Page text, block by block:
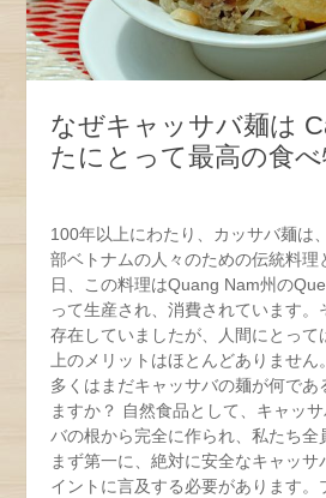
なぜキャッサバ麺は
たにとって最高の食べ
100年以上にわたり、カッサバ麺は
部ベトナムの人々のための伝統料理
日、この料理はQuang Nam州の
って生産され、消費されています。
存在していましたが、人間にとって
上のメリットはほとんどありません
多くはまだキャッサバの麺が何であ
ますか？ 自然食品として、キャッ
バの根から完全に作られ、私たち全
まず第一に、絶対に安全なキャッサ
イントに言及する必要があります。